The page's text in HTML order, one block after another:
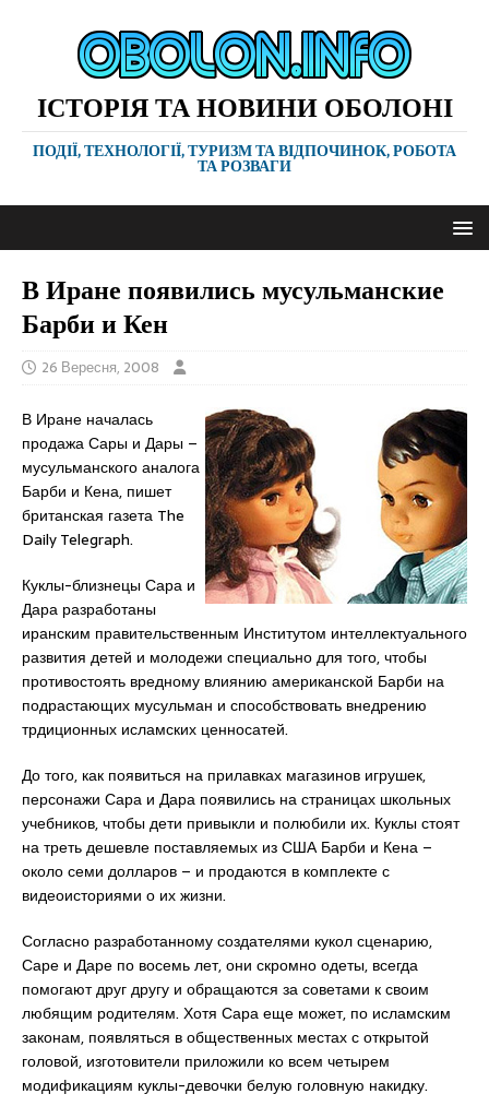
ІСТОРІЯ ТА НОВИНИ ОБОЛОНІ
ПОДІЇ, ТЕХНОЛОГІЇ, ТУРИЗМ ТА ВІДПОЧИНОК, РОБОТА
ТА РОЗВАГИ
В Иране появились мусульманские
Барби и Кен
26 Вересня, 2008
В Иране началась
продажа Сары и Дары –
мусульманского аналога
Барби и Кена, пишет
британская газета The
Daily Telegraph.
Куклы-близнецы Сара и
Дара разработаны
иранским правительственным Институтом интеллектуального
развития детей и молодежи специально для того, чтобы
противостоять вредному влиянию американской Барби на
подрастающих мусульман и способствовать внедрению
трдиционных исламских ценносатей.
До того, как появиться на прилавках магазинов игрушек,
персонажи Сара и Дара появились на страницах школьных
учебников, чтобы дети привыкли и полюбили их. Куклы стоят
на треть дешевле поставляемых из США Барби и Кена –
около семи долларов – и продаются в комплекте с
видеоисториями о их жизни.
Согласно разработанному создателями кукол сценарию,
Саре и Даре по восемь лет, они скромно одеты, всегда
помогают друг другу и обращаются за советами к своим
любящим родителям. Хотя Сара еще может, по исламским
законам, появляться в общественных местах с открытой
головой, изготовители приложили ко всем четырем
модификациям куклы-девочки белую головную накидку.